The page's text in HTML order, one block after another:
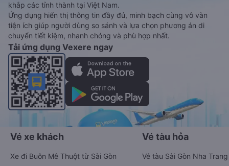
khắp các tỉnh thành tại Việt Nam.
Ứng dụng hiển thị thông tin đầy đủ, minh bạch cùng vô vàn
tiện ích giúp người dùng so sánh và lựa chọn phương án di
chuyển tiết kiệm, nhanh chóng và phù hợp nhất.
Tải ứng dụng Vexere ngay
Vé xe khách
Xe đi Buôn Mê Thuột từ Sài Gòn
Vé tàu hỏa
Vé tàu Sài Gòn Nha Trang